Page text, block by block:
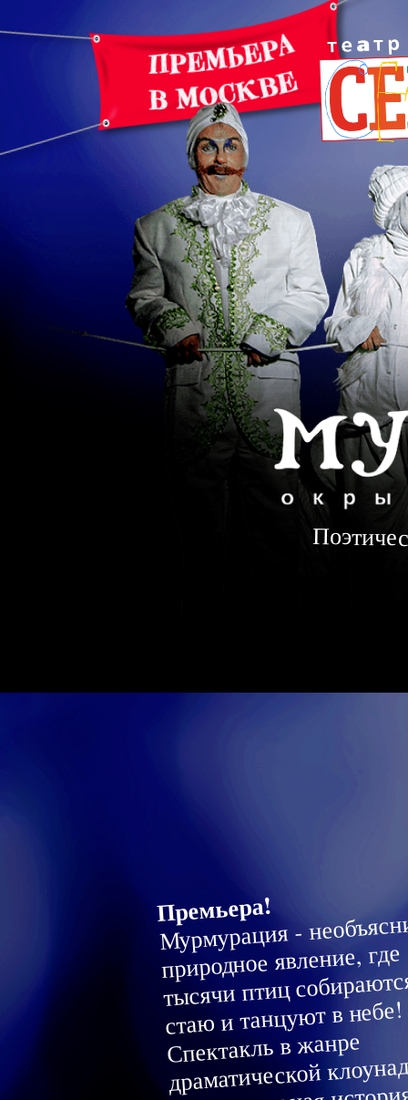
Премьера!
Мурмурация -
природное явление, где
тысячи птиц
стаю и танцуют в небе!
Спектакль в жанре
драматической